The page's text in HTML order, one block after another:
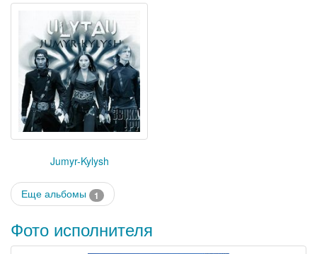
Jumyr-Kylysh
Еще альбомы 1
Фото исполнителя